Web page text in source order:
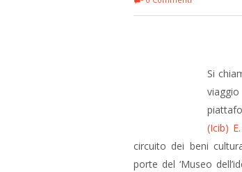
Si
(Icib)
circuito dei beni
porte del ‘Museo